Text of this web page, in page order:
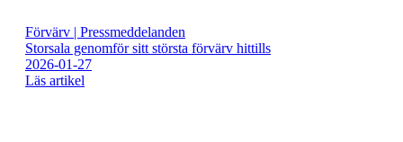
Förvärv | Pressmeddelanden
Storsala genomför sitt största förvärv hittills
2026-01-27
Läs artikel